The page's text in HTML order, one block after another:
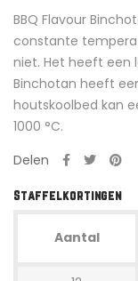
BBQ Flavour
constante
niet. Het heeft een
Binchotan heeft
houtskoolbed kan
1000 °C.
Delen
Staffelkortingen
Aantal